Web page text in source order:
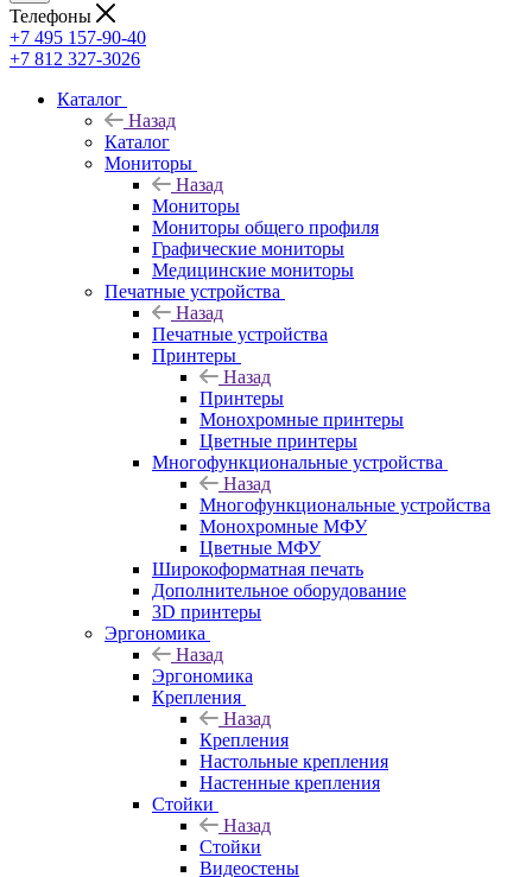
Телефоны
+7 495 157-90-40
+7 812 327-3026
Каталог
Назад
Каталог
Мониторы
Назад
Мониторы
Мониторы общего профиля
Графические мониторы
Медицинские мониторы
Печатные устройства
Назад
Печатные устройства
Принтеры
Назад
Принтеры
Моноxромныe принтеры
Цвeтныe принтеры
Многофункциональные устройства
Назад
Многофункциональные устройства
Монохромные МФУ
Цветные МФУ
Широкоформатная печать
Дополнительное оборудование
3D принтеры
Эргономика
Назад
Эргономика
Крепления
Назад
Крепления
Настольные крепления
Настенные крепления
Стойки
Назад
Стойки
Видеостены